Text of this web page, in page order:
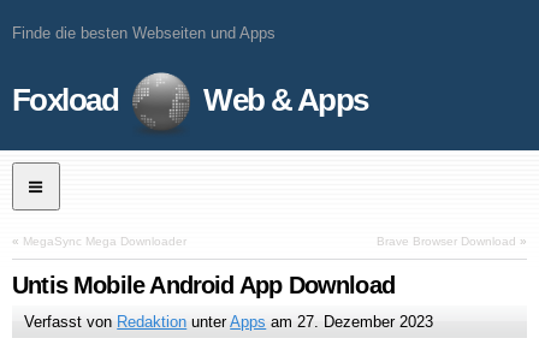
Finde die besten Webseiten und Apps
Foxload Web & Apps
« MegaSync Mega Downloader Brave Browser Download »
Untis Mobile Android App Download
Verfasst von Redaktion unterApps am27. Dezember 2023